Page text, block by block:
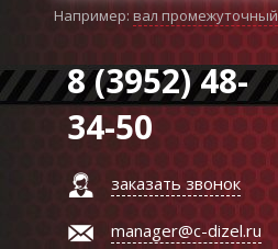
Например:вал промежуточный
8 (3952) 48-
34-50
заказать звонок
manager@c-dizel.ru